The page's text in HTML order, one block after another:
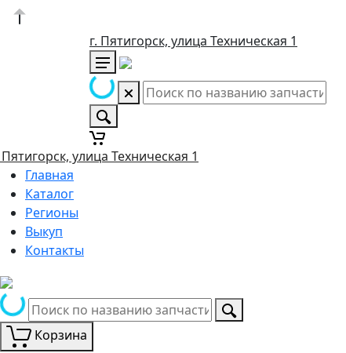
г. Пятигорск, улица Техническая 1
Пятигорск, улица Техническая 1
Главная
Каталог
Регионы
Выкуп
Контакты
Корзина